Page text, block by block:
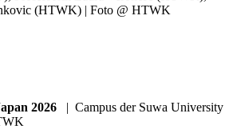
(HTWK) | Foto @ HTWK
2026 | Campus der Suwa University